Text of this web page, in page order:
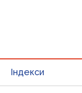
Індекси